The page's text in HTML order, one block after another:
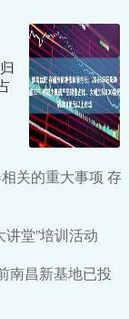
关的重大事项 存
堂”培训活动
南昌新基地已投